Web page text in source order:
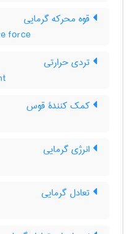
قوه محرکه گرمایی
force
تردی حرارتی
کمک کنندۀ قوس
انرژی گرمایی
تعادل گرمایی